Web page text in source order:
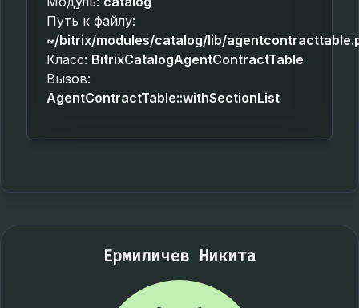
Путь к файлу:
~/bitrix/modules/catalog/lib/
Класс: BitrixCatalogAgentContractTable
Вызов:
AgentContractTable::withSectionList
Ермиличев Никита